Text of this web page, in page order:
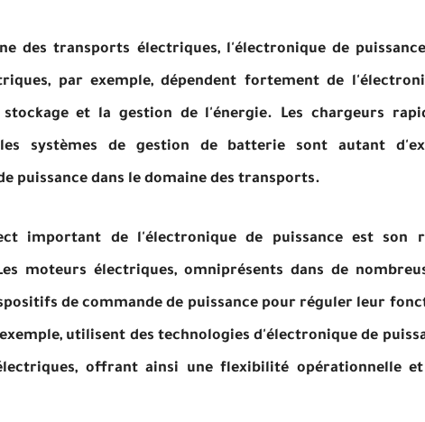
des transports électriques, l'électronique de
par exemple, dépendent fortement de
et la gestion de l'énergie. Les chargeurs
systèmes de gestion de batterie sont autant
puissance dans le domaine des transports.
important de l'électronique de puissance est son
moteurs électriques, omniprésents dans de
de commande de puissance pour réguler leur
utilisent des technologies d'électronique de
offrant ainsi une flexibilité opérationnelle et